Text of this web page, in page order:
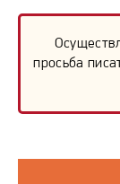
просьба